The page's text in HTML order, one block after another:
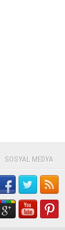
SOSYAL MEDYA